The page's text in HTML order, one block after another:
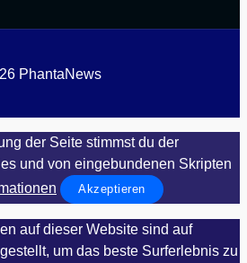
PhantaNews
der Seite stimmst du der
und von eingebundenen Skripten
Akzeptieren
auf dieser Website sind auf
um das beste Surferlebnis zu